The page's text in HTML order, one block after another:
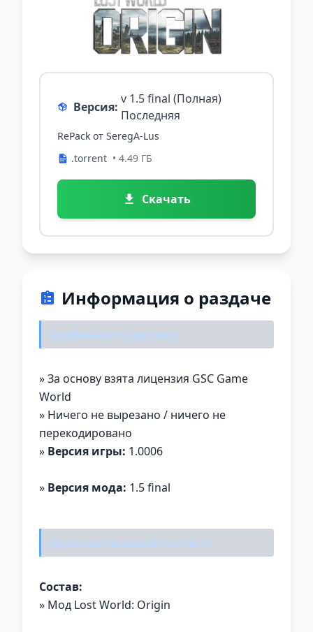
Версия:
v 1.5 final (Полная)
Последняя
RePack от SeregA-Lus
.torrent • 4.49 ГБ
Скачать
Информация о раздаче
Особенности репака:
» За основу взята лицензия GSC Game
World
» Ничего не вырезано / ничего не
перекодировано
» Версия игры: 1.0006
» Версия мода: 1.5 final
Дополнительный контент:
Состав:
» Мод Lost World: Origin